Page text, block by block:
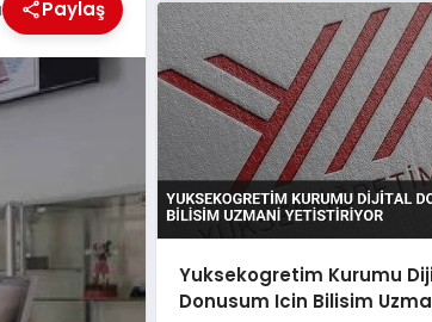
Paylaş
Yuksekogretim Kurumu
Donusum Icin Bilisim